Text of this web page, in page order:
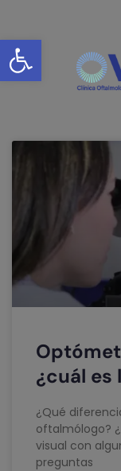
Abrir barra de
¿cuál es
¿Qué
oftalmólogo?
visual con
preguntas